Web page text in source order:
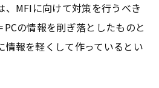
、MFIに向けて対策を行うべき
の情報を削ぎ落としたものと
情報を軽くして作っているとい